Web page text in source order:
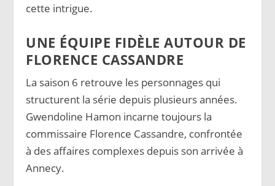
cette intrigue.
UNE ÉQUIPE FIDÈLE AUTOUR DE
FLORENCE CASSANDRE
La saison 6 retrouve les personnages qui
structurent la série depuis plusieurs années.
Gwendoline Hamon incarne toujours la
commissaire Florence Cassandre, confrontée
à des affaires complexes depuis son arrivée à
Annecy.